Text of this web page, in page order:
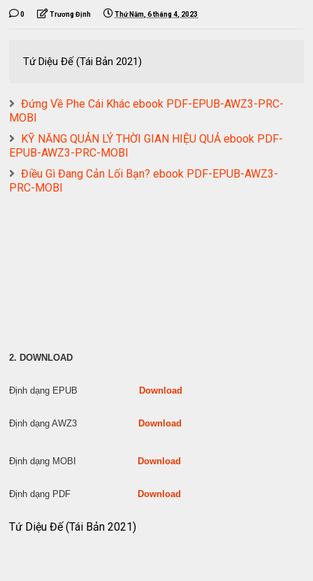
0 Trương Định Thứ Năm, 6 tháng 4, 2023
Tứ Diệu Đế (Tái Bản 2021)
Đứng Về Phe Cái Khác ebook PDF-EPUB-AWZ3-PRC-
MOBI
KỸ NĂNG QUẢN LÝ THỜI GIAN HIỆU QUẢ ebook PDF-
EPUB-AWZ3-PRC-MOBI
Điều Gì Đang Cản Lối Bạn? ebook PDF-EPUB-AWZ3-
PRC-MOBI
2. DOWNLOAD
Định dạng EPUB Download
Định dạng AWZ3 Download
Định dạng MOBI Download
Định dạng PDF Download
Tứ Diệu Đế (Tái Bản 2021)